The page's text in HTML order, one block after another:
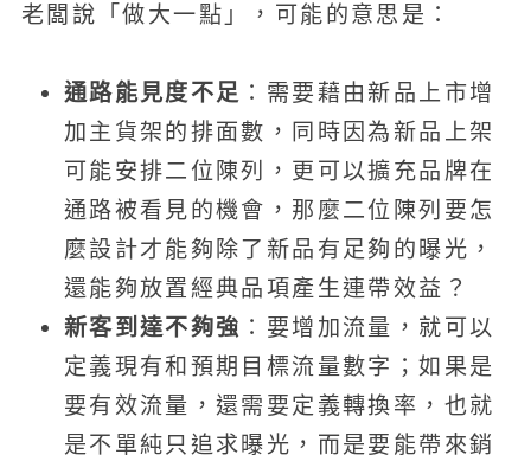
老闆說「做大一點」，可能的意思是：
通路能見度不足 ：需要藉由新品上市增
加主貨架的排面數，同時因為新品上架
可能安排二位陳列，更可以擴充品牌在
通路被看見的機會，那麼二位陳列要怎
麼設計才能夠除了新品有足夠的曝光，
還能夠放置經典品項產生連帶效益？
新客到達不夠強 ：要增加流量，就可以
定義現有和預期目標流量數字；如果是
要有效流量，還需要定義轉換率，也就
是不單純只追求曝光，而是要能帶來銷